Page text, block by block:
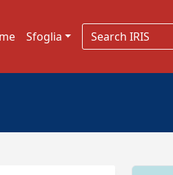
Sfoglia